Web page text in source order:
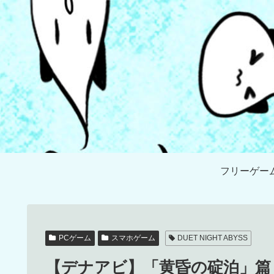
フリーゲー
PCゲーム スマホゲーム DUET NIGHT ABYSS
【デナアビ】「黄昏の碇泊